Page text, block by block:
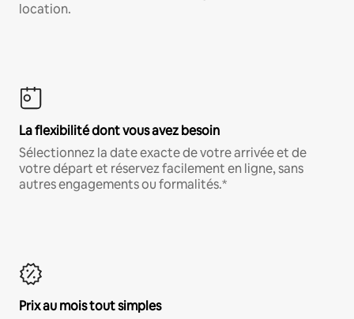
location.
La flexibilité dont vous avez besoin
Sélectionnez la date exacte de votre arrivée et de
votre départ et réservez facilement en ligne, sans
autres engagements ou formalités.*
Prix au mois tout simples